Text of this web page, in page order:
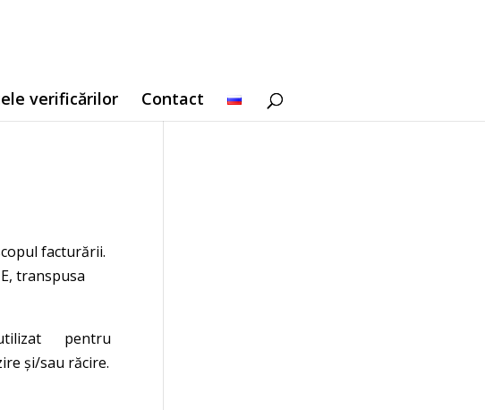
verificărilor Contact
facturării.
transpusa
pentru
şi/sau răcire.